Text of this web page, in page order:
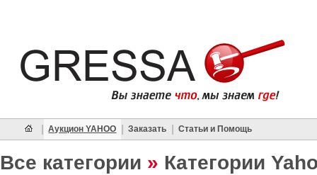
Аукцион YAHOO Заказать Статьи и Помощь
Все категории » Категории